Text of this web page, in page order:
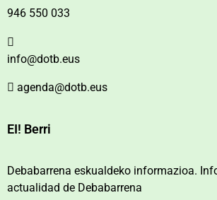
946 550 033
info@dotb.eus
agenda@dotb.eus
EI! Berri
Debabarrena eskualdeko informazioa.
actualidad de Debabarrena